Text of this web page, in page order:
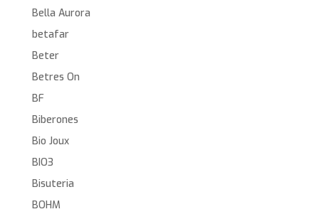
Bella Aurora
betafar
Beter
Betres On
BF
Biberones
Bio Joux
BIO3
Bisuteria
BOHM